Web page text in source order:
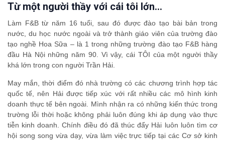
Từ một người thầy với cái tôi lớn…
Làm F&B từ năm 16 tuổi, sau đó được đào tạo bài bản trong
nước, du học nước ngoài và trở thành giáo viên của trường đào
tạo nghề Hoa Sữa – là 1 trong những trường đào tạo F&B hàng
đầu Hà Nội những năm 90. Vì vậy, cái TÔI của một người thầy
khá lớn trong con người Trần Hải.
May mắn, thời điểm đó nhà trường có các chương trình hợp tác
quốc tế, nên Hải được tiếp xúc với rất nhiều các mô hình kinh
doanh thực tế bên ngoài. Mình nhận ra có những kiến thức trong
trường lỗi thời hoặc không phải luôn đúng khi áp dụng vào thực
tiễn kinh doanh. Chính điều đó đã thúc đẩy Hải luôn luôn tìm cơ
hội song song vừa dạy, vừa làm việc trực tiếp tại các Cơ sở kinh